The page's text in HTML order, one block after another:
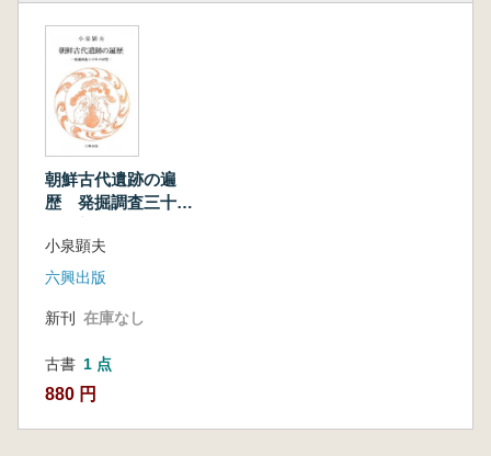
朝鮮古代遺跡の遍
歴 発掘調査三十年
小泉顕夫
六興出版
新刊 在庫なし
古書 1 点
880 円